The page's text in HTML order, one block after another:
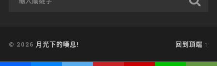
© 2026 月光下的嘆息! 回到頂端 ↑